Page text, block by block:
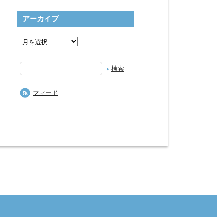
アーカイブ
索
フィード